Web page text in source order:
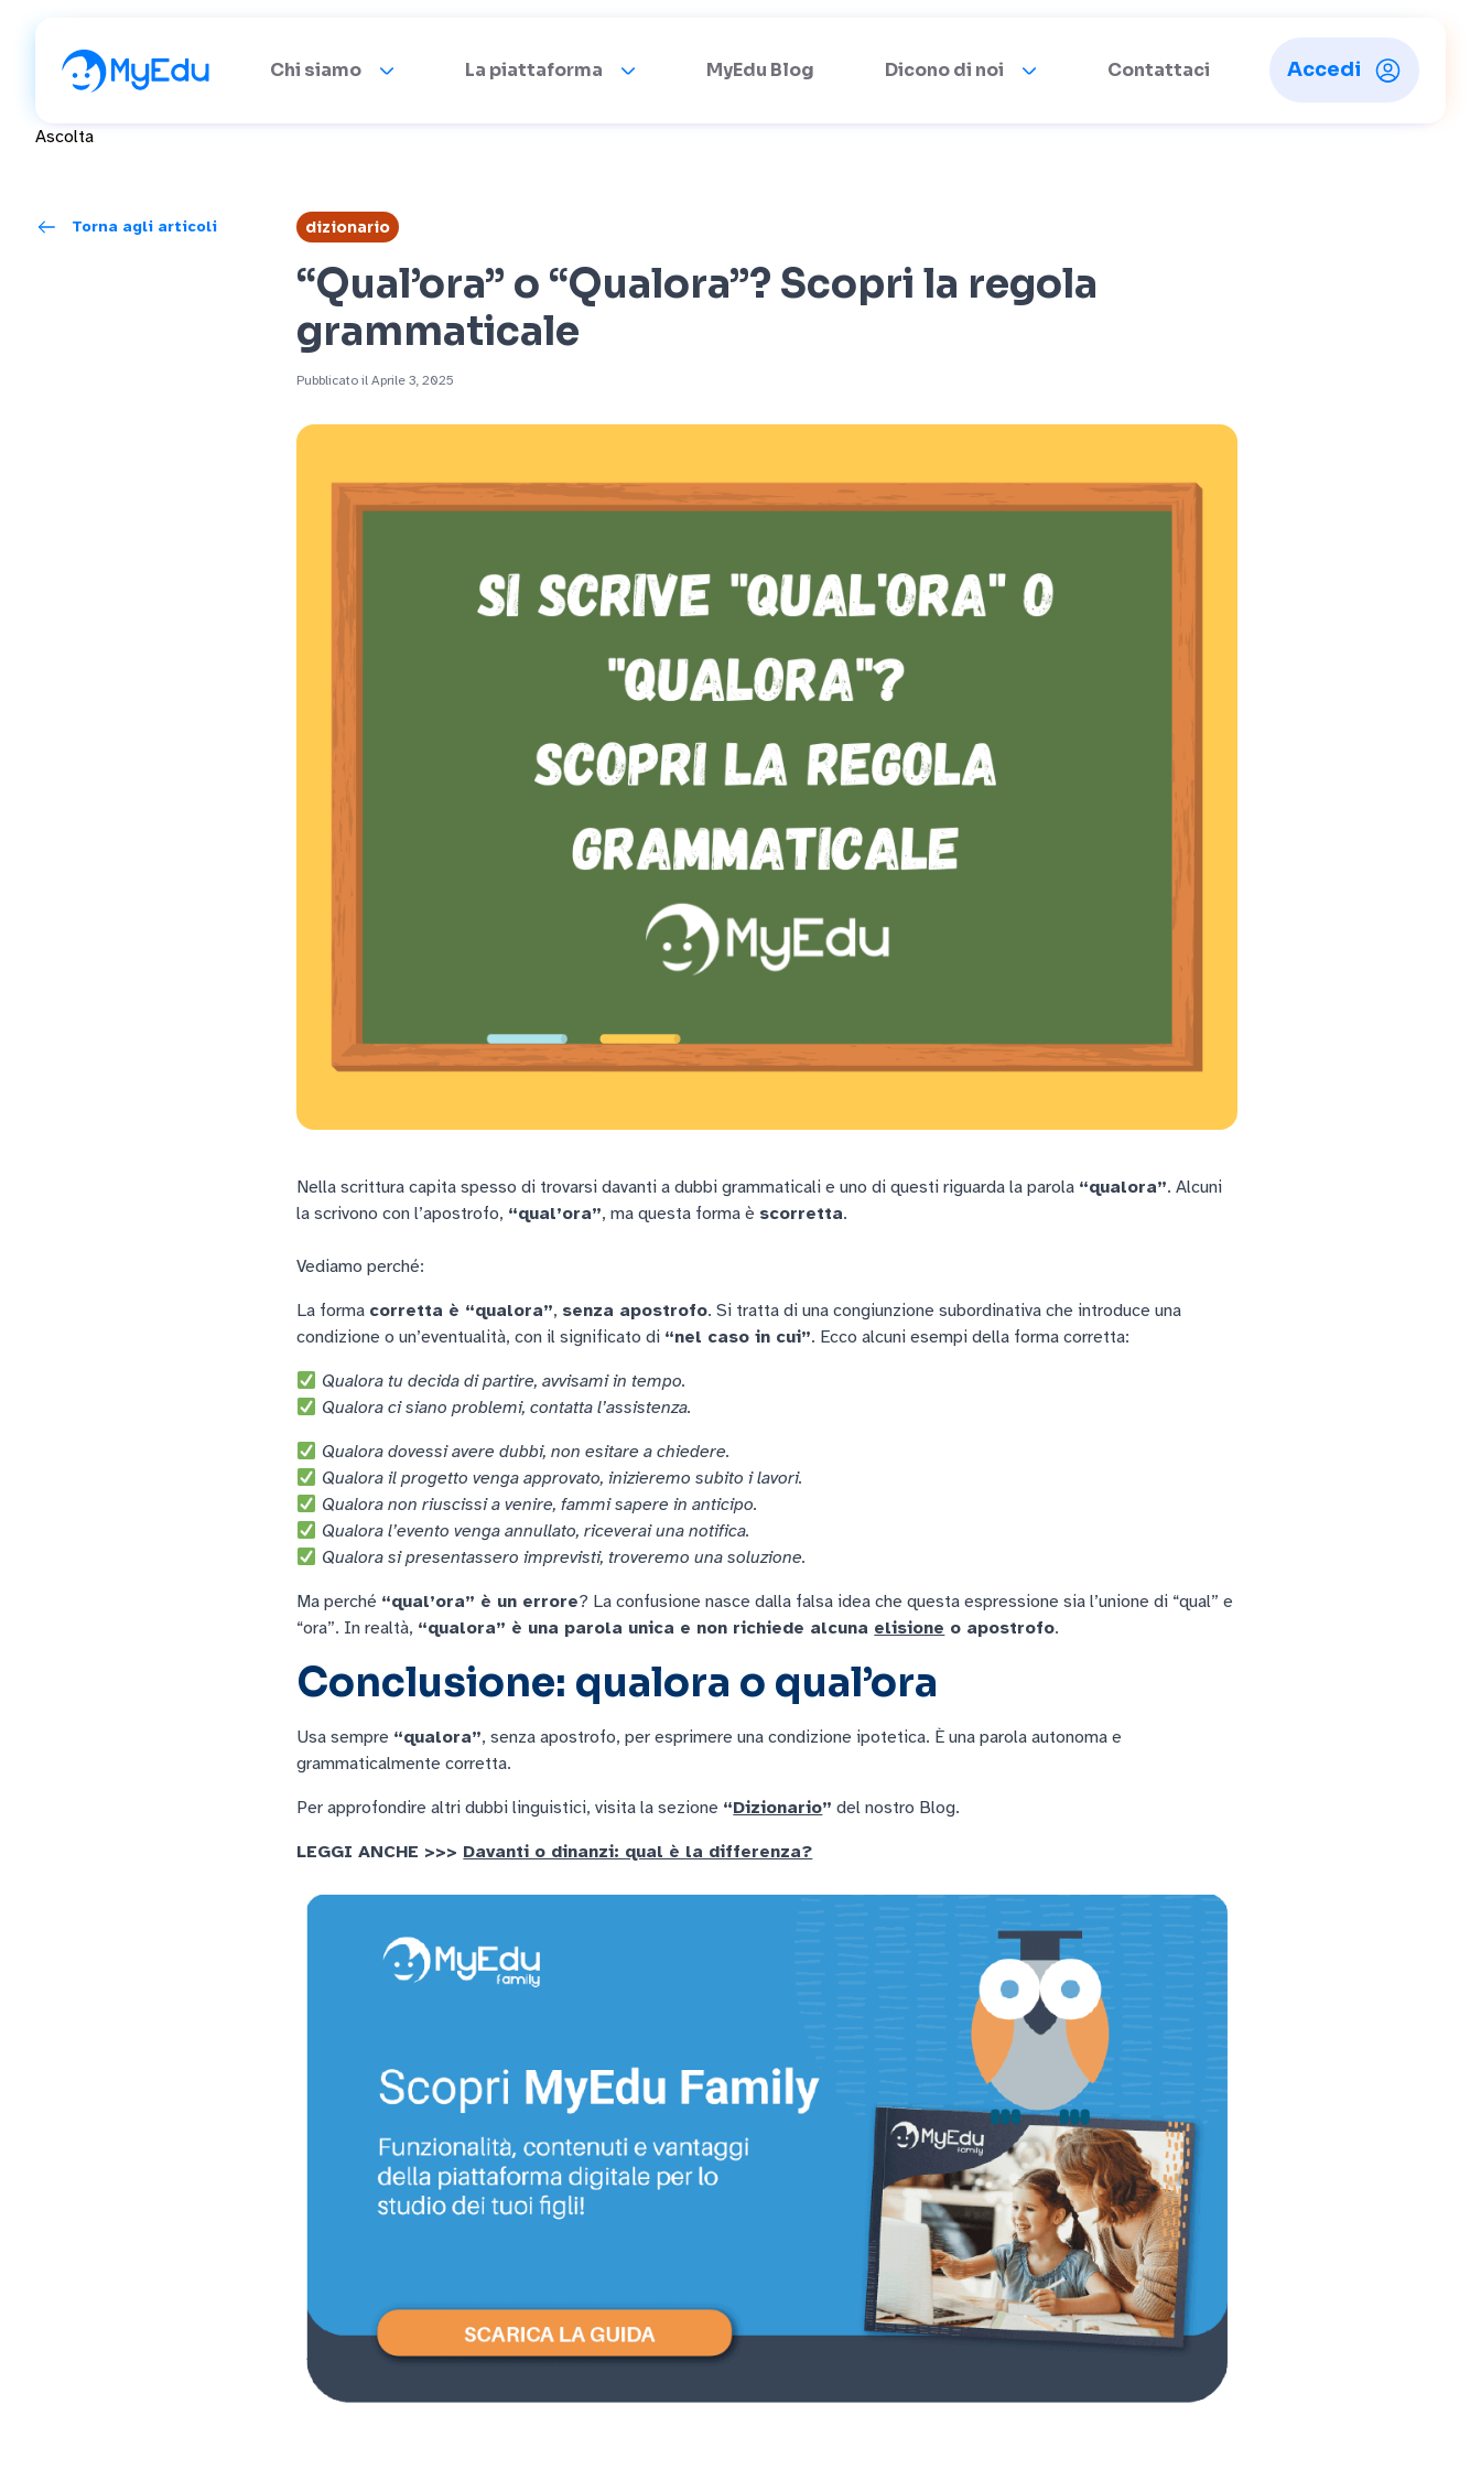
Chi siamo La piattaforma MyEdu Blog Dicono di noi Contattaci Accedi
Ascolta
Torna agli articoli dizionario
“Qual’ora” o “Qualora”? Scopri la regola
grammaticale
Pubblicato il Aprile 3, 2025
Nella scrittura capita spesso di trovarsi davanti a dubbi grammaticali e uno di questi riguarda la parola “qualora”. Alcuni
la scrivono con l’apostrofo, “qual’ora”, ma questa forma è scorretta.
Vediamo perché:
La forma corretta è “qualora”, senza apostrofo. Si tratta di una congiunzione subordinativa che introduce una
condizione o un’eventualità, con il significato di “nel caso in cui”. Ecco alcuni esempi della forma corretta:
Qualora tu decida di partire, avvisami in tempo.
Qualora ci siano problemi, contatta l’assistenza.
Qualora dovessi avere dubbi, non esitare a chiedere.
Qualora il progetto venga approvato, inizieremo subito i lavori.
Qualora non riuscissi a venire, fammi sapere in anticipo.
Qualora l’evento venga annullato, riceverai una notifica.
Qualora si presentassero imprevisti, troveremo una soluzione.
Ma perché “qual’ora” è un errore? La confusione nasce dalla falsa idea che questa espressione sia l’unione di “qual” e
“ora”. In realtà, “qualora” è una parola unica e non richiede alcuna elisione o apostrofo.
Conclusione: qualora o qual’ora
Usa sempre “qualora”, senza apostrofo, per esprimere una condizione ipotetica. È una parola autonoma e
grammaticalmente corretta.
Per approfondire altri dubbi linguistici, visita la sezione “Dizionario” del nostro Blog.
LEGGI ANCHE >>> Davanti o dinanzi: qual è la differenza?